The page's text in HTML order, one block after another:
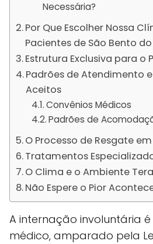
Necessária?
Por Que Escolher Nossa
Pacientes de São Bento do
Estrutura Exclusiva para o
Padrões de Atendimento
Aceitos
Convênios Médicos
Padrões de
O Processo de Resgate
Tratamentos
O Clima e o Ambiente
Não Espere o Pior
A internação involuntária
médico, amparado pela Lei